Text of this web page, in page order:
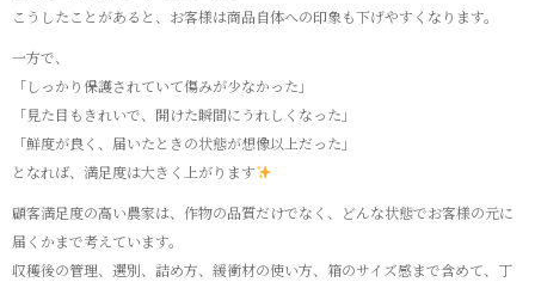
こうしたことがあると、お客様は商品自体への印象も下げやすくなります。
一方で、
「しっかり保護されていて傷みが少なかった」
「見た目もきれいで、開けた瞬間にうれしくなった」
「鮮度が良く、届いたときの状態が想像以上だった」
となれば、満足度は大きく上がります
顧客満足度の高い農家は、作物の品質だけでなく、どんな状態でお客様の元に
届くかまで考えています。
収穫後の管理、選別、詰め方、緩衝材の使い方、箱のサイズ感まで含めて、丁